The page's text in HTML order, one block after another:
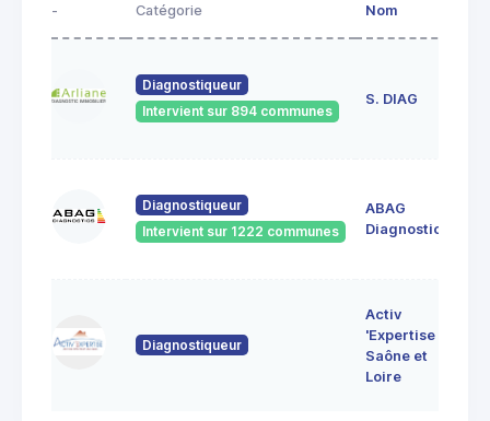
- Catégorie Nom
Diagnostiqueur
Intervient sur 894 communes
S. DIAG
Diagnostiqueur
Intervient sur 1222 communes
ABAG
Diagnostics
Diagnostiqueur
Activ
'Expertise
Saône et
Loire